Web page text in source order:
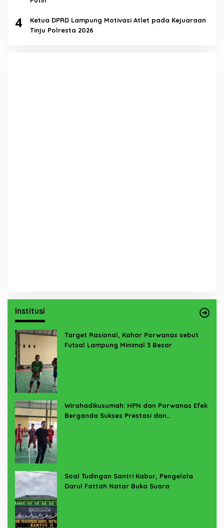
4
Ketua DPRD Lampung Motivasi Atlet pada Kejuaraan
Tinju Polresta 2026
Institusi
Target Rasional, Kahar Porwanas sebut
Futsal Lampung Minimal 3 Besar
Wirahadikusumah: HPN dan Porwanas Efek
Berganda Sukses Prestasi dan
Soal Tudingan Santri Kabur, Pengelola
Darul Fattah Natar Buka Suara